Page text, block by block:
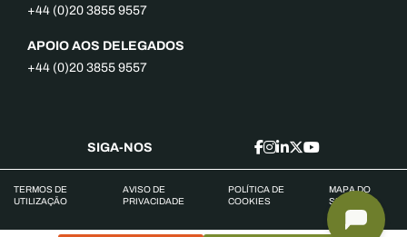
+44 (0)20 3855 9557
APOIO AOS DELEGADOS
+44 (0)20 3855 9557
SIGA-NOS
TERMOS DE
UTILIZAÇÃO
AVISO DE
PRIVACIDADE
POLÍTICA DE
COOKIES
MAPA DO
SITE